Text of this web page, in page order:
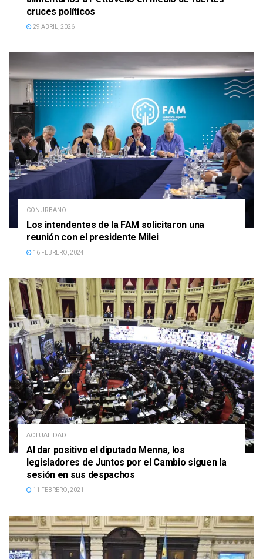
cruces políticos
29 ABRIL, 2026
CONURBANO
Los intendentes de la FAM solicitaron una
reunión con el presidente Milei
16 FEBRERO, 2024
ACTUALIDAD
Al dar positivo el diputado Menna, los
legisladores de Juntos por el Cambio siguen la
sesión en sus despachos
11 FEBRERO, 2021